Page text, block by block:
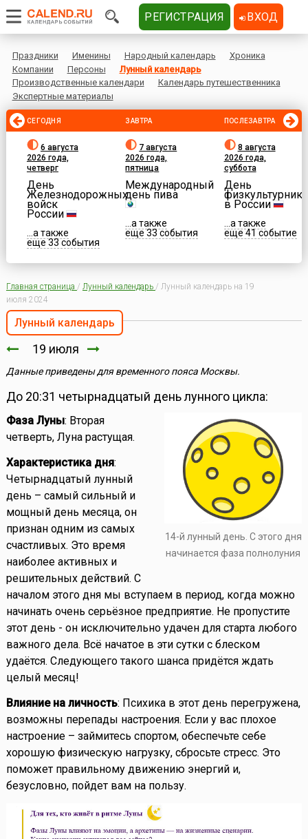
Праздники Именины Народный календарь
Хроника
Компании
Персоны
Лунный календарь
Производственные календари
Календарь путешественника
Экспертные материалы
СЕГОДНЯ
6 августа
2026 года,
четверг
День
Железнодорожных
войск
России
...а также
еще 33 события
ЗАВТРА
7 августа
2026 года,
пятница
Международный
день пива
...а также
еще 33 события
ПОСЛЕЗАВТРА
8 августа
2026 года,
суббота
День
физкультурника
в России
...а также
еще 41 событие
Главная страница / Лунный календарь / Лунный календарь на 19
июля 2024
Лунный календарь
19 июля
Данные приведены для временного пояса Москвы.
До 20:31 четырнадцатый день лунного цикла:
14-й лунный день. С этого дня
начинается фаза полнолуния
Фаза Луны: Вторая
четверть, Луна растущая.
Характеристика дня:
Четырнадцатый лунный
день – самый сильный и
мощный день месяца, он
признан одним из самых
счастливых. Это время
наиболее активных и
решительных действий. С
началом этого дня мы вступаем в период, когда можно
начинать очень серьёзное предприятие. Не пропустите
этот день - он исключительно удачен для старта любого
важного дела. Всё начатое в эти сутки с блеском
удаётся. Следующего такого шанса придётся ждать
целый месяц!
Влияние на личность: Психика в этот день перегружена,
возможны перепады настроения. Если у вас плохое
настроение – займитесь спортом, обеспечьте себе
хорошую физическую нагрузку, сбросьте стресс. Это
поможет правильному движению энергий и,
безусловно, пойдет вам на пользу.
РЕГИСТРАЦИЯ ВХОД